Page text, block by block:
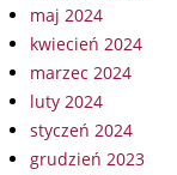
maj 2024
kwiecień 2024
marzec 2024
luty 2024
styczeń 2024
grudzień 2023